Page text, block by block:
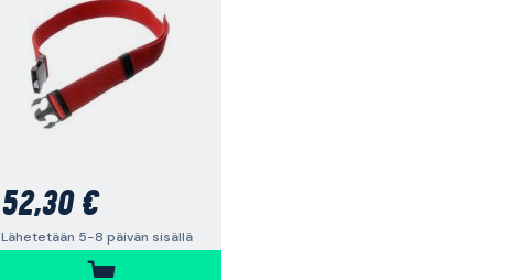
52,30 €
Lähetetään 5-8 päivän sisällä